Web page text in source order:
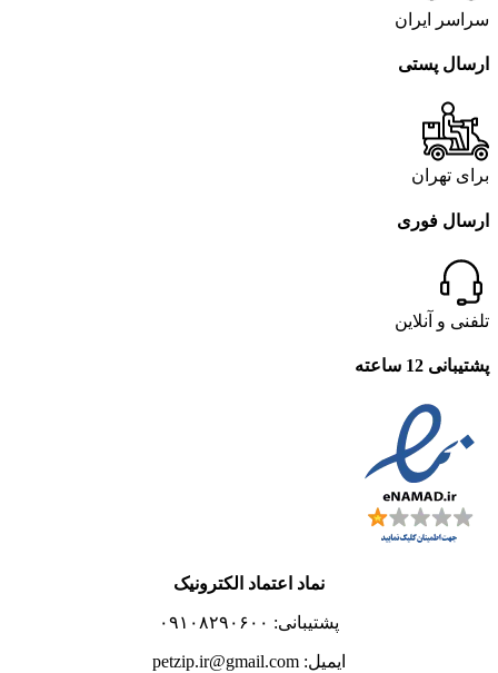
سراسر ایران
ارسال پستی
برای تهران
ارسال فوری
تلفنی و آنلاین
پشتیبانی 12 ساعته
نماد اعتماد الکترونیک
پشتیبانی: ۰۹۱۰۸۲۹۰۶۰۰
ایمیل: petzip.ir@gmail.com